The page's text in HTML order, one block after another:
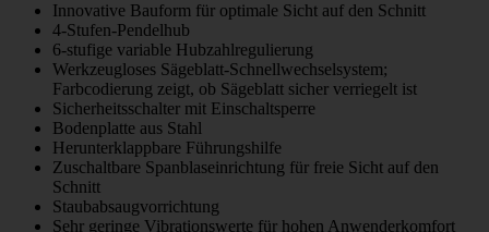
Innovative Bauform für optimale Sicht auf den Schnitt
4-Stufen-Pendelhub
6-stufige variable Hubzahlregulierung
Werkzeugloses Sägeblatt-Schnellwechselsystem;
Farbcodierung zeigt, ob Sägeblatt sicher verriegelt ist
Sicherheitsschalter mit Einschaltsperre
Bodenplatte aus Stahl
Herunterklappbare Führungshilfe
Zuschaltbare Spanblaseinrichtung für freie Sicht auf den
Schnitt
Staubabsaugvorrichtung
Sehr geringe Vibrationswerte für hohen Anwenderkomfort